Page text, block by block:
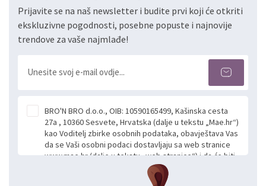
Prijavite se na naš newsletter i budite prvi koji će otkriti
ekskluzivne pogodnosti, posebne popuste i najnovije
trendove za vaše najmlađe!
BRO'N BRO d.o.o., OIB: 10590165499, Kašinska cesta
27a , 10360 Sesvete, Hrvatska (dalje u tekstu „Mae.hr“)
kao Voditelj zbirke osobnih podataka, obavještava Vas
da se Vaši osobni podaci dostavljaju sa web stranice
www.mae.hr (dalje u tekstu „web stranice“) i da će biti
obrađeni. Prihvaćanjem ove Izjave smatra se da
slobodno i izričito dajete privolu za prikupljanje i daljnju